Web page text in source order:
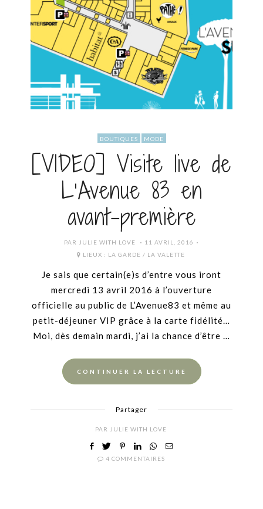
BOUTIQUES MODE
[VIDEO] Visite live de
L’Avenue 83 en
avant-première
PAR JULIE WITH LOVE
POSTED
ON
11 AVRIL, 2016
LIEUX : LA GARDE / LA VALETTE
Je sais que certain(e)s d’entre vous iront
mercredi 13 avril 2016 à l’ouverture
officielle au public de L’Avenue83 et même au
petit-déjeuner VIP grâce à la carte fidélité…
Moi, dès demain mardi, j’ai la chance d’être …
CONTINUER LA LECTURE
Partager
PAR JULIE WITH LOVE
4 COMMENTAIRES